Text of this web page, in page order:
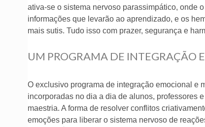
ativa-se o sistema nervoso parassimpático, onde
informações que levarão ao aprendizado, e os
mais sutis. Tudo isso com prazer, segurança e
UM PROGRAMA DE INTEGRAÇÃO
O exclusivo programa de integração emocional e
incorporadas no dia a dia de alunos, professores
maestria. A forma de resolver conflitos
emoções para liberar o sistema nervoso de